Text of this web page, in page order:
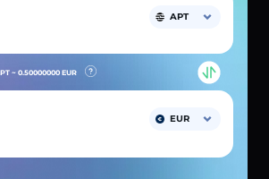
APT
~0.50000000 EUR
EUR